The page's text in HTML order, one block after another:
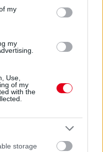
my
my
Use,
of my
with the
storage
másodpercet javított a